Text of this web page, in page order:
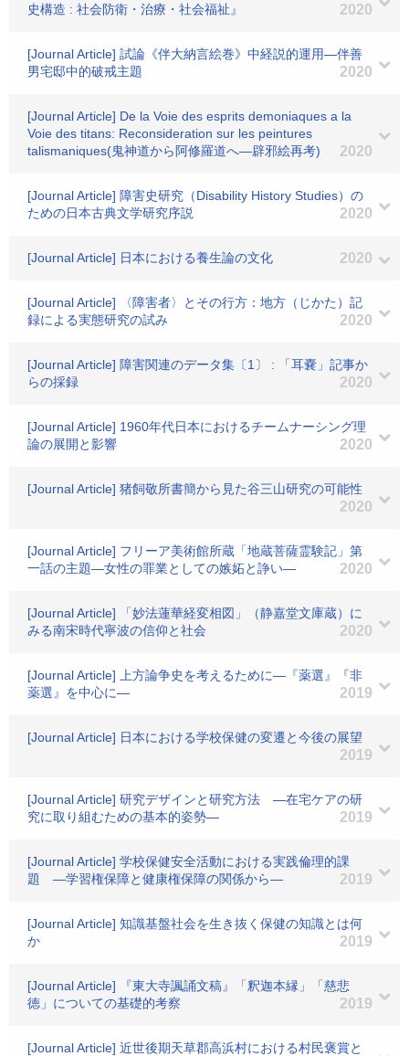
史構造 : 社会防衛・治療・社会福祉』
2020
[Journal Article] 試論《伴大納言絵巻》中経説的運用―伴善
男宅邸中的破戒主題
2020
[Journal Article] De la Voie des esprits demoniaques a la
Voie des titans: Reconsideration sur les peintures
talismaniques(鬼神道から阿修羅道へ―辟邪絵再考)
2020
[Journal Article] 障害史研究（Disability History Studies）の
ための日本古典文学研究序説
2020
[Journal Article] 日本における養生論の文化 2020
[Journal Article] 〈障害者〉とその行方：地方（じかた）記
録による実態研究の試み
2020
[Journal Article] 障害関連のデータ集〔1〕 : 「耳嚢」記事か
らの採録
2020
[Journal Article] 1960年代日本におけるチームナーシング理
論の展開と影響
2020
[Journal Article] 猪飼敬所書簡から見た谷三山研究の可能性
2020
[Journal Article] フリーア美術館所蔵「地蔵菩薩霊験記」第
一話の主題―女性の罪業としての嫉妬と諍い―
2020
[Journal Article] 「妙法蓮華経変相図」（静嘉堂文庫蔵）に
みる南宋時代寧波の信仰と社会
2020
[Journal Article] 上方論争史を考えるために―『薬選』『非
薬選』を中心に―
2019
[Journal Article] 日本における学校保健の変遷と今後の展望
2019
[Journal Article] 研究デザインと研究方法 ―在宅ケアの研
究に取り組むための基本的姿勢―
2019
[Journal Article] 学校保健安全活動における実践倫理的課
題 ―学習権保障と健康権保障の関係から―
2019
[Journal Article] 知識基盤社会を生き抜く保健の知識とは何
か
2019
[Journal Article] 『東大寺諷誦文稿』「釈迦本縁」「慈悲
徳」についての基礎的考察
2019
[Journal Article] 近世後期天草郡高浜村における村民褒賞と